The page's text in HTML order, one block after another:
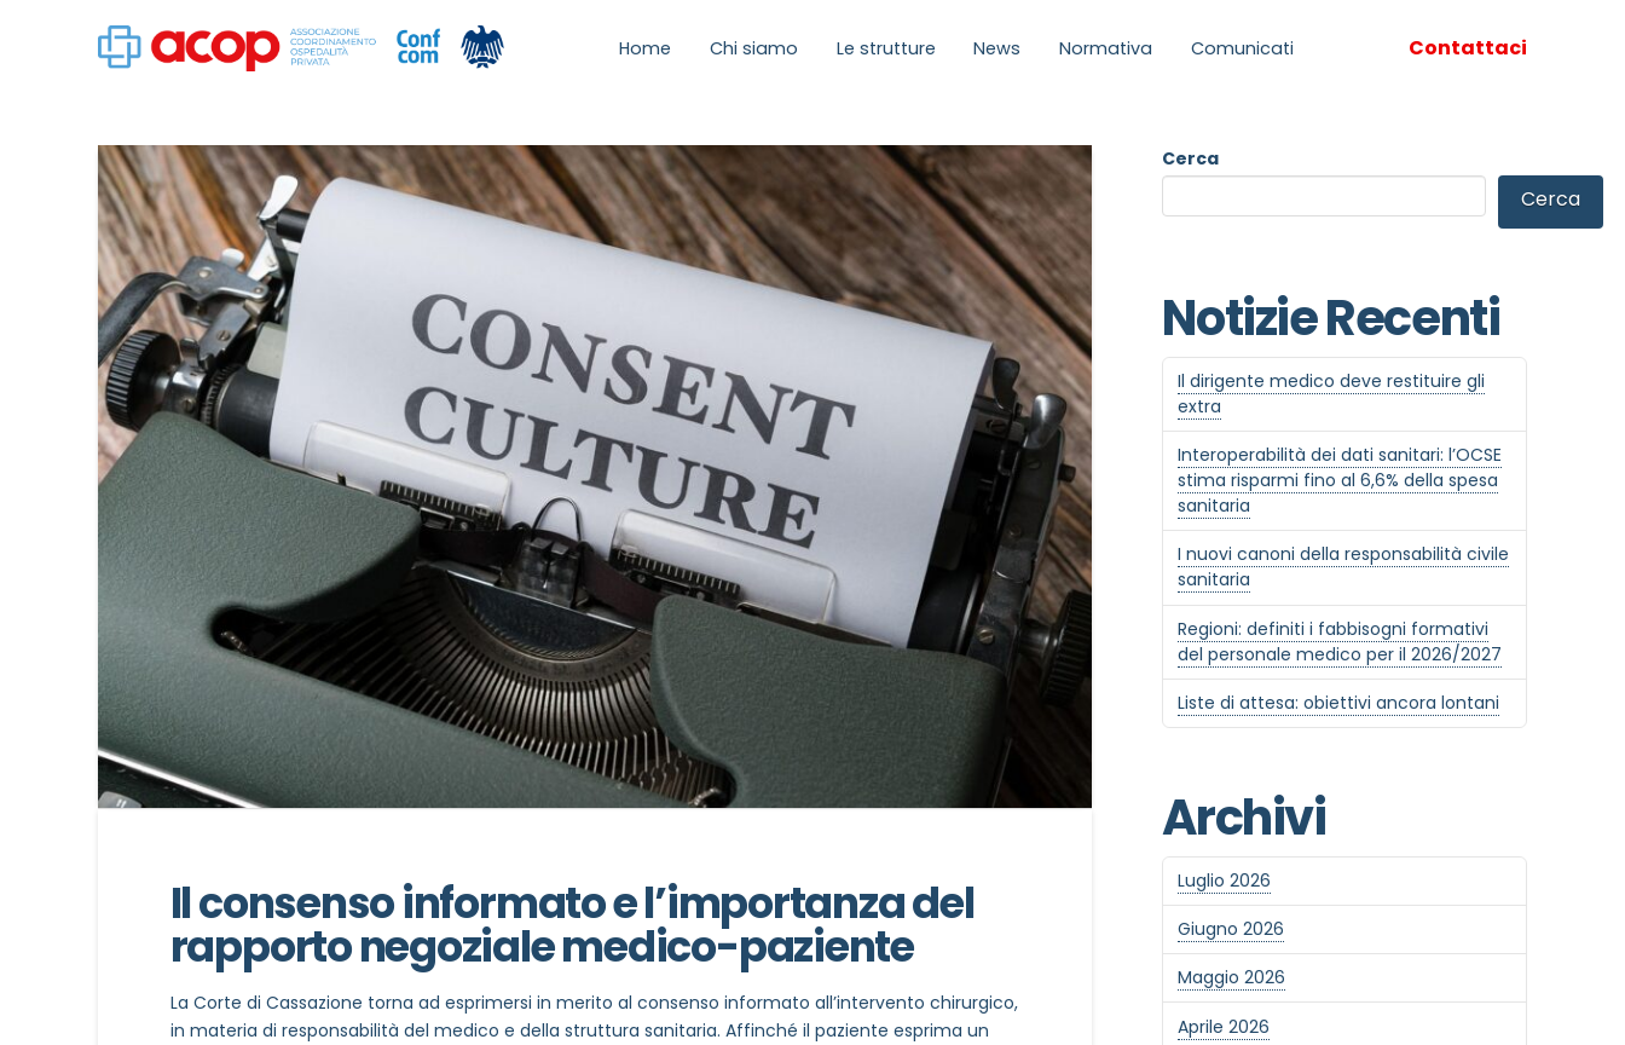
Home Chi siamo Le strutture News Normativa Comunicati Contattaci
Il consenso informato e l’importanza del
rapporto negoziale medico-paziente
La Corte di Cassazione torna ad esprimersi in merito al consenso informato all’intervento chirurgico,
in materia di responsabilità del medico e della struttura sanitaria. Affinché il paziente esprima un
Cerca
Cerca
Notizie Recenti
Il dirigente medico deve restituire gli
extra
Interoperabilità dei dati sanitari: l’OCSE
stima risparmi fino al 6,6% della spesa
sanitaria
I nuovi canoni della responsabilità civile
sanitaria
Regioni: definiti i fabbisogni formativi
del personale medico per il 2026/2027
Liste di attesa: obiettivi ancora lontani
Archivi
Luglio 2026
Giugno 2026
Maggio 2026
Aprile 2026